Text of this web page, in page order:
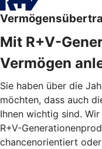
Mit R+V-
Vermögen
Sie haben über die
möchten, dass auch
Ihnen wichtig sind.
R+V-
chancenorientiert